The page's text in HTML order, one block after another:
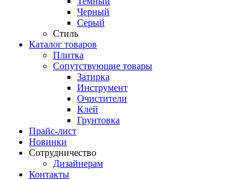
Черный
Серый
Стиль
Каталог товаров
Плитка
Сопутствующие товары
Затирка
Инструмент
Очистители
Клей
Грунтовка
Прайс-лист
Новинки
Сотрудничество
Дизайнерам
Контакты